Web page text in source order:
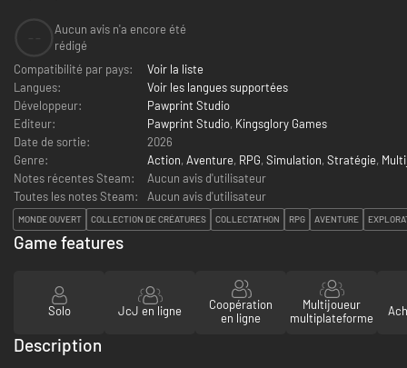
Aucun avis n'a encore été
rédigé
Compatibilité par pays:
Voir la liste
Langues:
Voir les langues supportées
Développeur:
Pawprint Studio
Editeur:
Pawprint Studio, Kingsglory Games
Date de sortie:
2026
Genre:
Action, Aventure, RPG, Simulation, Stratégie,
Notes récentes Steam:
Aucun avis d'utilisateur
Toutes les notes Steam:
Aucun avis d'utilisateur
MONDE OUVERT COLLECTION DE CRÉATURES COLLECTATHON RPG AVENTURE
Game features
Solo JcJ en ligne
Coopération
en ligne
Multijoueur
multiplateforme
Description